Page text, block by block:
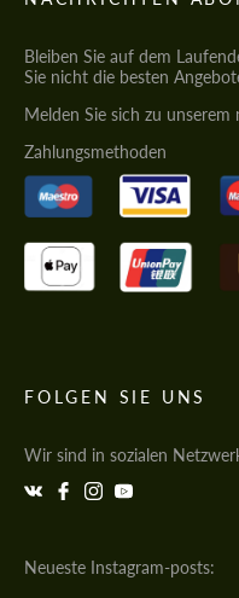
Bleiben Sie auf dem
Sie nicht die besten
Melden Sie sich zu unserem
Zahlungsmethoden
FOLGEN SIE UNS
Wir sind in sozialen
Neueste Instagram-posts: